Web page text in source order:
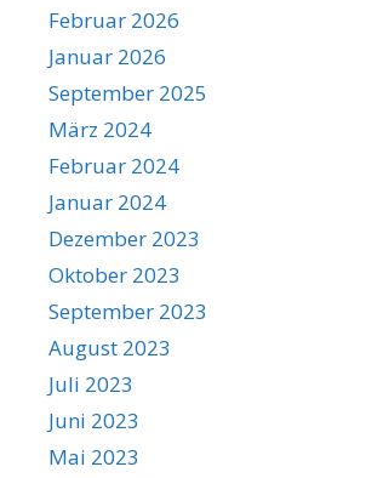
Februar 2026
Januar 2026
September 2025
März 2024
Februar 2024
Januar 2024
Dezember 2023
Oktober 2023
September 2023
August 2023
Juli 2023
Juni 2023
Mai 2023